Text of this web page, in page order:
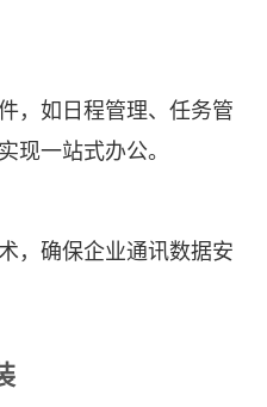
，如日程管理、任务管
现一站式办公。
，确保企业通讯数据安